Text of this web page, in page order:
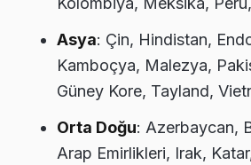
Asya: Çin, Hindistan,
Kamboçya, Malezya,
Güney Kore, Tayland,
Orta Doğu: Azerbaycan,
Arap Emirlikleri, Irak,